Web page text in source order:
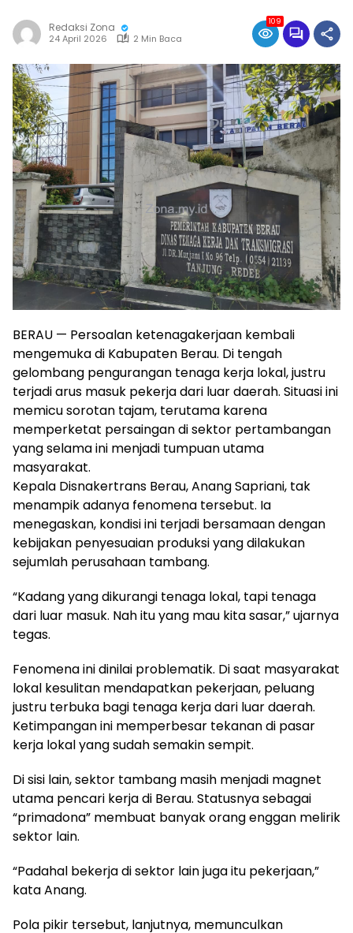
Redaksi Zona
24 April 2026 2 Min Baca
109
BERAU — Persoalan ketenagakerjaan kembali
mengemuka di Kabupaten Berau. Di tengah
gelombang pengurangan tenaga kerja lokal, justru
terjadi arus masuk pekerja dari luar daerah. Situasi ini
memicu sorotan tajam, terutama karena
memperketat persaingan di sektor pertambangan
yang selama ini menjadi tumpuan utama
masyarakat.
Kepala Disnakertrans Berau, Anang Sapriani, tak
menampik adanya fenomena tersebut. Ia
menegaskan, kondisi ini terjadi bersamaan dengan
kebijakan penyesuaian produksi yang dilakukan
sejumlah perusahaan tambang.
“Kadang yang dikurangi tenaga lokal, tapi tenaga
dari luar masuk. Nah itu yang mau kita sasar,” ujarnya
tegas.
Fenomena ini dinilai problematik. Di saat masyarakat
lokal kesulitan mendapatkan pekerjaan, peluang
justru terbuka bagi tenaga kerja dari luar daerah.
Ketimpangan ini memperbesar tekanan di pasar
kerja lokal yang sudah semakin sempit.
Di sisi lain, sektor tambang masih menjadi magnet
utama pencari kerja di Berau. Statusnya sebagai
“primadona” membuat banyak orang enggan melirik
sektor lain.
“Padahal bekerja di sektor lain juga itu pekerjaan,”
kata Anang.
Pola pikir tersebut, lanjutnya, memunculkan